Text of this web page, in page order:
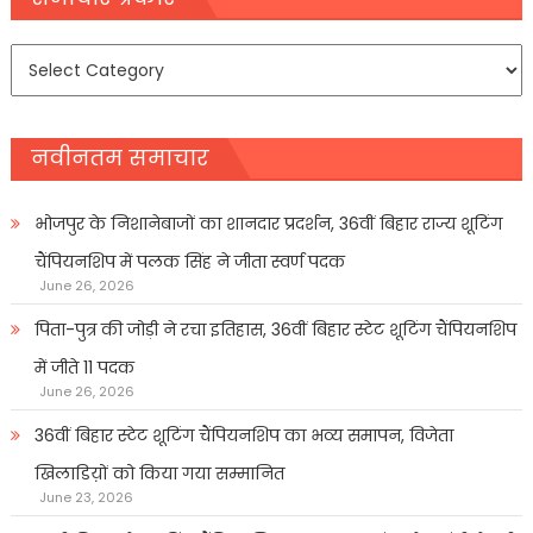
समाचार
नवीनतम समाचार
भोजपुर के निशानेबाजों का शानदार प्रदर्शन, 36वीं बिहार राज्य शूटिंग
चैंपियनशिप में पलक सिंह ने जीता स्वर्ण पदक
June 26, 2026
पिता-पुत्र की जोड़ी ने रचा इतिहास, 36वीं बिहार स्टेट शूटिंग चैंपियनशिप
में जीते 11 पदक
June 26, 2026
36वीं बिहार स्टेट शूटिंग चैंपियनशिप का भव्य समापन, विजेता
खिलाडिय़ों को किया गया सम्मानित
June 23, 2026